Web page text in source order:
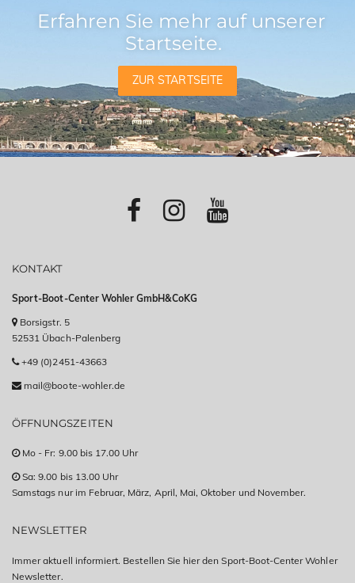
Erfahren Sie mehr auf unserer
Startseite.
ZUR STARTSEITE
KONTAKT
Sport-Boot-Center Wohler GmbH&CoKG
Borsigstr. 5
52531 Übach-Palenberg
+49 (0)2451-43663
mail@boote-wohler.de
ÖFFNUNGSZEITEN
Mo - Fr: 9.00 bis 17.00 Uhr
Sa: 9.00 bis 13.00 Uhr
Samstags nur im Februar, März, April, Mai, Oktober und November.
NEWSLETTER
Immer aktuell informiert. Bestellen Sie hier den Sport-Boot-Center Wohler
Newsletter.